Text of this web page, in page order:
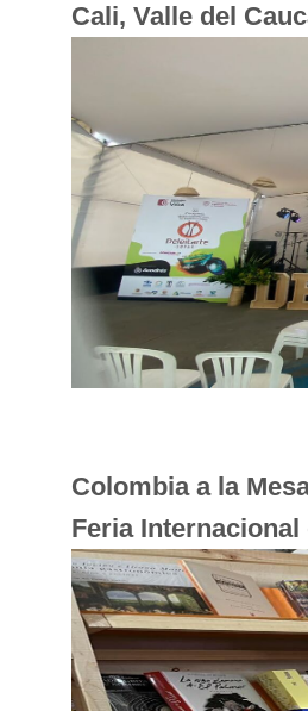
Cali, Valle del
Colombia a la
Feria